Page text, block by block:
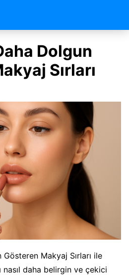
Dolgun
Sırları
Makyaj Sırları ile
nasıl daha belirgin ve çekici